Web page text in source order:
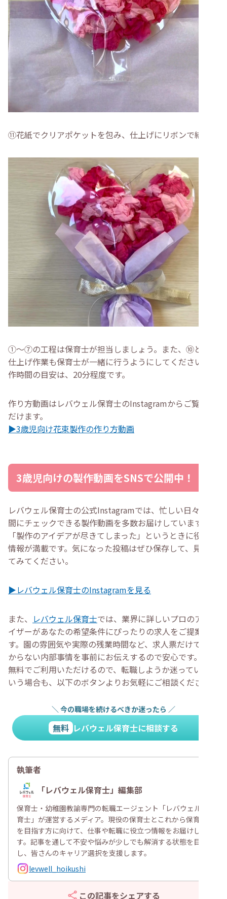
⑪花紙でクリアポケットを包み、仕上げにリボンで結ぶ
①～⑦の工程は保育士が担当しましょう。また、⑩と⑪の
仕上げ作業も保育士が一緒に行うようにしてください。製
作時間の目安は、20分程度です。
作り方動画はレバウェル保育士のInstagramからご覧いた
だけます。
▶3歳児向け花束製作の作り方動画
3歳児向けの製作動画をSNSで公開中！
レバウェル保育士の公式Instagramでは、忙しい日々の合
間にチェックできる製作動画を多数お届けしています。
「製作のアイデアが尽きてしまった」というときに役立つ
情報が満載です。気になった投稿はぜひ保存して、見返し
てみてください。
▶レバウェル保育士のInstagramを見る
また、 レバウェル保育士では、業界に詳しいプロのアドバ
イザーがあなたの希望条件にぴったりの求人をご提案しま
す。園の雰囲気や実際の残業時間など、求人票だけでは分
からない内部事情を事前にお伝えするので安心です。完全
無料でご利用いただけるので、転職しようか迷っていると
いう場合も、以下のボタンよりお気軽にご相談ください。
＼ 今の職場を続けるべきか迷ったら ／
無料 レバウェル保育士に相談する
執筆者
「レバウェル保育士」編集部
保育士・幼稚園教諭専門の転職エージェント「レバウェル保
育士」が運営するメディア。現役の保育士とこれから保育士
を目指す方に向けて、仕事や転職に役立つ情報をお届けしま
す。記事を通して不安や悩みが少しでも解消する状態を目指
し、皆さんのキャリア選択を支援します。
levwell_hoikushi
この記事をシェアする